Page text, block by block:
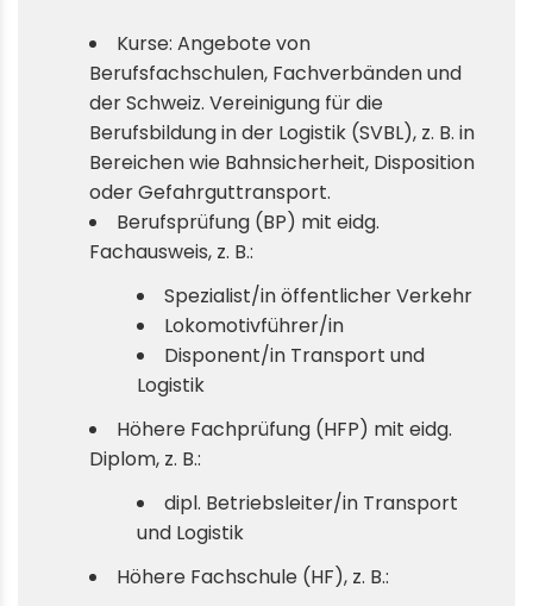
Kurse: Angebote von
Berufsfachschulen, Fachverbänden und
der Schweiz. Vereinigung für die
Berufsbildung in der Logistik (SVBL), z. B. in
Bereichen wie Bahnsicherheit, Disposition
oder Gefahrguttransport.
Berufsprüfung (BP) mit eidg.
Fachausweis, z. B.:
Spezialist/in öffentlicher Verkehr
Lokomotivführer/in
Disponent/in Transport und
Logistik
Höhere Fachprüfung (HFP) mit eidg.
Diplom, z. B.:
dipl. Betriebsleiter/in Transport
und Logistik
Höhere Fachschule (HF), z. B.: